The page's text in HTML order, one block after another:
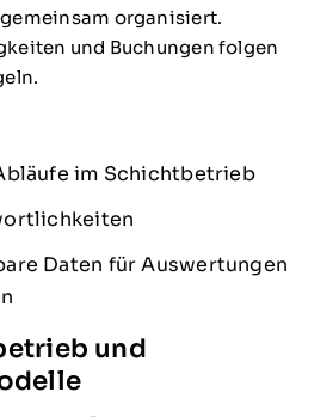
organisiert.
und Buchungen folgen
im Schichtbetrieb
Daten für Auswertungen
und